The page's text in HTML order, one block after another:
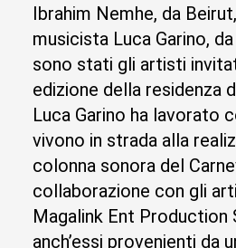
Ibrahim Nemhe, da
musicista Luca Garino,
sono stati gli artisti
edizione della residenza
Luca Garino ha lavorato
vivono in strada alla
colonna sonora del
collaborazione con gli
Magalink Ent Production
anch’essi provenienti da